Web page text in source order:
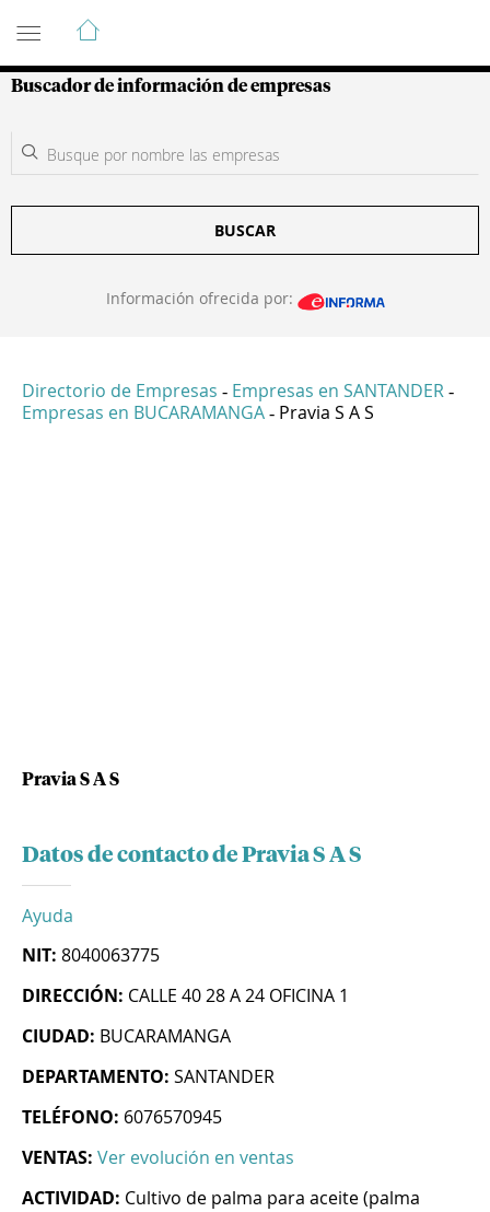
Guía de Empresas Colombianas
Buscador de información de empresas
BUSCAR
Información ofrecida por:
Directorio de Empresas - Empresas en SANTANDER -
Empresas en BUCARAMANGA - Pravia S A S
Pravia S A S
Datos de contacto de Pravia S A S
Ayuda
NIT: 8040063775
DIRECCIÓN: CALLE 40 28 A 24 OFICINA 1
CIUDAD: BUCARAMANGA
DEPARTAMENTO: SANTANDER
TELÉFONO: 6076570945
VENTAS: Ver evolución en ventas
ACTIVIDAD: Cultivo de palma para aceite (palma